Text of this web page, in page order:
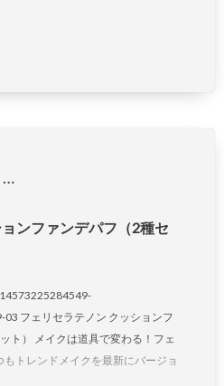
…
ンファンデパフ（2種セ
フェリセラテノン クッションフ
ト） メイクは道具で変わる！フェ
もトレンドメイクを最新にバージョ